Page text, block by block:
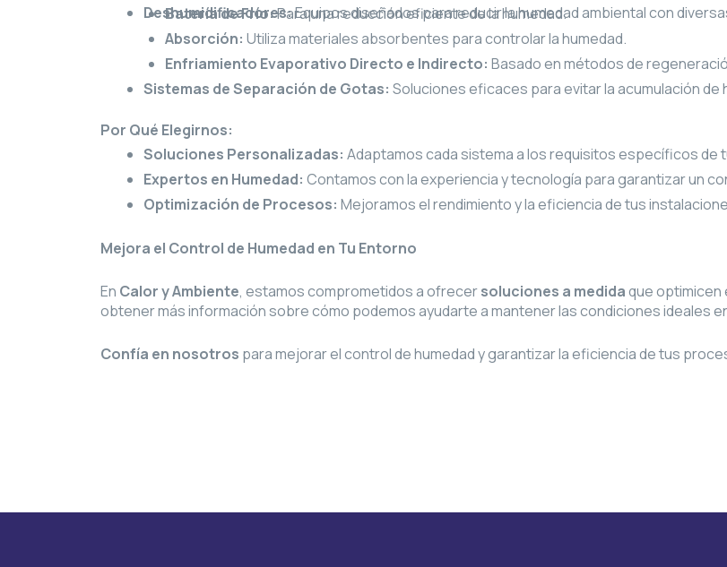
Deshumidificadores:Equipos diseñados para reducir la humedad ambiental con
Batería de Frío:Para una reducción eficiente de la humedad.
Absorción: Utiliza materiales absorbentes para controlar la humedad.
Enfriamiento Evaporativo Directo e Indirecto: Basado en métodos de
Sistemas de Separación de Gotas: Soluciones eficaces para evitar la acumulación
Por Qué Elegirnos:
Soluciones Personalizadas: Adaptamos cada sistema a los requisitos específicos de
Expertos en Humedad: Contamos con la experiencia y tecnología para garantizar un
Optimización de Procesos: Mejoramos el rendimiento y la eficiencia de tus
Mejora el Control de Humedad en Tu Entorno
En Calor y Ambiente, estamos comprometidos a ofrecersoluciones a medidaque optimicen
obtener más información sobre cómo podemos ayudarte a mantener las condiciones ideales
Confía en nosotros para mejorar el control de humedad y garantizar la eficiencia de tus